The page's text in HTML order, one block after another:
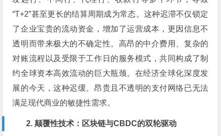
“T+2”甚至更长的结算周期成为常态。这种迟滞不仅锁定
了企业宝贵的流动资金，增加了运营成本，更因信息不
透明而带来极大的不确定性。高昂的中介费用、复杂的
对账流程以及受限于工作日的服务模式，共同构成了制
约全球资本高效流动的巨大瓶颈。在经济全球化深度发
展的今天，这种迟缓、昂贵且不透明的支付网络已无法
满足现代商业的敏捷性需求。
2. 颠覆性技术：区块链与CBDC的双轮驱动